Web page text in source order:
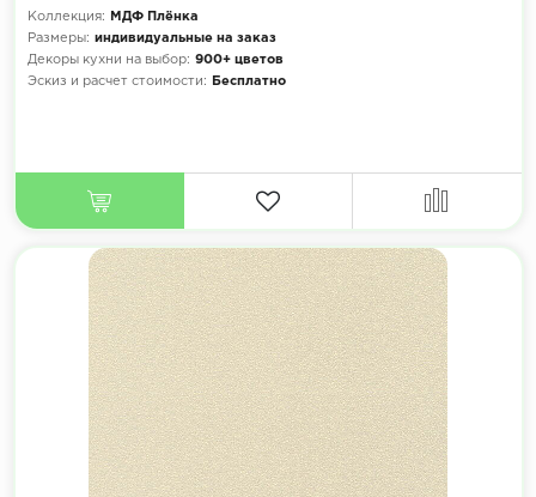
Коллекция:
МДФ Плёнка
Размеры: индивидуальные на заказ
Декоры кухни на выбор: 900+ цветов
Эскиз и расчет стоимости:
Бесплатно